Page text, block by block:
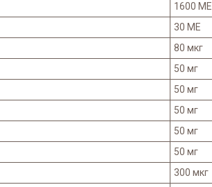
1600 МЕ
30 МЕ
80 мкг
50 мг
50 мг
50 мг
50 мг
50 мг
300 мкг